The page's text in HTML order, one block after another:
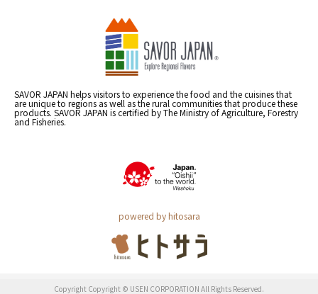
SAVOR JAPAN helps visitors to experience the food and the cuisines that
are unique to regions as well as the rural communities that produce these
products. SAVOR JAPAN is certified by The Ministry of Agriculture, Forestry
and Fisheries.
powered by hitosara
Copyright Copyright © USEN CORPORATION All Rights Reserved.